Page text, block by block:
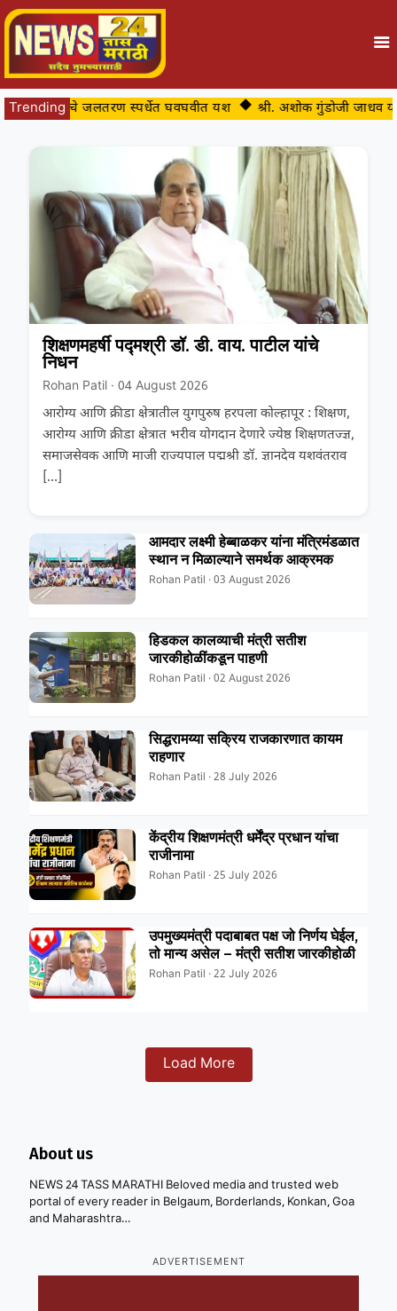
Trending
मिसाळे यांचे जलतरण स्पर्धेत घवघवीत यश श्री. अशोक गुंडोजी जाधव
शिक्षणमहर्षी पद्मश्री डॉ. डी. वाय. पाटील यांचे
निधन
Rohan Patil · 04 August 2026
आरोग्य आणि क्रीडा क्षेत्रातील युगपुरुष हरपला कोल्हापूर : शिक्षण,
आरोग्य आणि क्रीडा क्षेत्रात भरीव योगदान देणारे ज्येष्ठ शिक्षणतज्ज्ञ,
समाजसेवक आणि माजी राज्यपाल पद्मश्री डॉ. ज्ञानदेव यशवंतराव
[…]
आमदार लक्ष्मी हेब्बाळकर यांना मंत्रिमंडळात
स्थान न मिळाल्याने समर्थक आक्रमक
Rohan Patil · 03 August 2026
हिडकल कालव्याची मंत्री सतीश
जारकीहोळींकडून पाहणी
Rohan Patil · 02 August 2026
सिद्धरामय्या सक्रिय राजकारणात कायम
राहणार
Rohan Patil · 28 July 2026
केंद्रीय शिक्षणमंत्री धर्मेंद्र प्रधान यांचा
राजीनामा
Rohan Patil · 25 July 2026
उपमुख्यमंत्री पदाबाबत पक्ष जो निर्णय घेईल,
तो मान्य असेल – मंत्री सतीश जारकीहोळी
Rohan Patil · 22 July 2026
Load More
About us
NEWS 24 TASS MARATHI Beloved media and trusted web
portal of every reader in Belgaum, Borderlands, Konkan, Goa
and Maharashtra…
ADVERTISEMENT